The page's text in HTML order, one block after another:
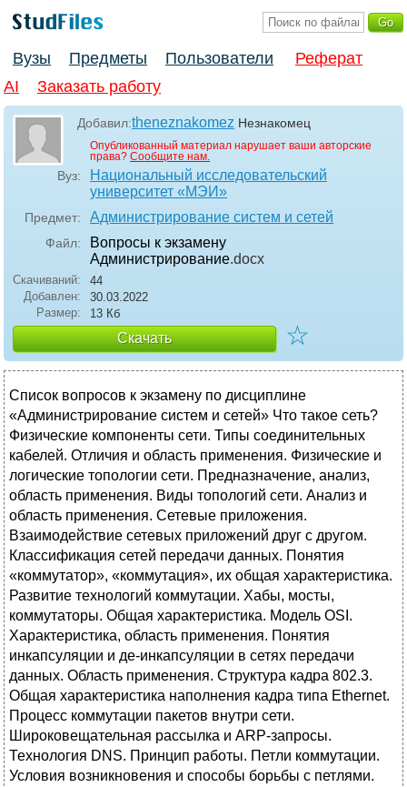
Вузы Предметы Пользователи
Реферат
AI
Заказать работу
Добавил:theneznakomez Незнакомец
Опубликованный материал нарушает ваши авторские
права? Сообщите нам.
Вуз:
Национальный исследовательский
университет «МЭИ»
Предмет: Администрирование систем и сетей
Файл:
Вопросы к экзамену
Администрирование.docx
Скачиваний:
44
Добавлен:
30.03.2022
Размер:
13 Кб
Скачать ☆
Список вопросов к экзамену по дисциплине
«Администрирование систем и сетей» Что такое сеть?
Физические компоненты сети. Типы соединительных
кабелей. Отличия и область применения. Физические и
логические топологии сети. Предназначение, анализ,
область применения. Виды топологий сети. Анализ и
область применения. Сетевые приложения.
Взаимодействие сетевых приложений друг с другом.
Классификация сетей передачи данных. Понятия
«коммутатор», «коммутация», их общая характеристика.
Развитие технологий коммутации. Хабы, мосты,
коммутаторы. Общая характеристика. Модель OSI.
Характеристика, область применения. Понятия
инкапсуляции и де-инкапсуляции в сетях передачи
данных. Область применения. Структура кадра 802.3.
Общая характеристика наполнения кадра типа Ethernet.
Процесс коммутации пакетов внутри сети.
Широковещательная рассылка и ARP-запросы.
Технология DNS. Принцип работы. Петли коммутации.
Условия возникновения и способы борьбы с петлями.